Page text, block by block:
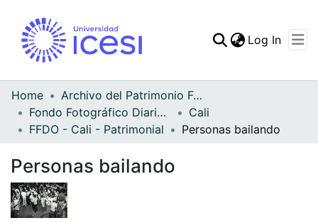
Statistics
Log In
Home
Archivo del Patrimonio Fotográfico y Fílmico del Valle del Cauca
Fondo Fotográfico Diario Occidente
Cali
FFDO - Cali - Patrimonial
Personas bailando
Personas bailando